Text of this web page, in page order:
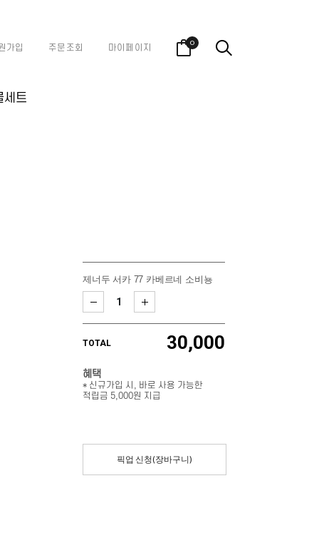
세트
가입 주문조회 마이페이지 0
제너두 서카 77 카베르네 소비뇽
TOTAL 30,000
혜택
* 신규가입 시, 바로 사용 가능한
적립금 5,000원 지급
픽업 신청(장바구니)